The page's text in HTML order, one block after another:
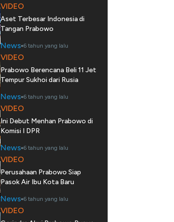
VIDEO
Aset Terbesar Indonesia di
Tangan Prabowo
News 6 tahun yang lalu
VIDEO
Prabowo Berencana Beli 11 Jet
Tempur Sukhoi dari Rusia
News 6 tahun yang lalu
VIDEO
Ini Debut Menhan Prabowo di
Komisi I DPR
News 6 tahun yang lalu
VIDEO
Perusahaan Prabowo Siap
Pasok Air Ibu Kota Baru
News 6 tahun yang lalu
VIDEO